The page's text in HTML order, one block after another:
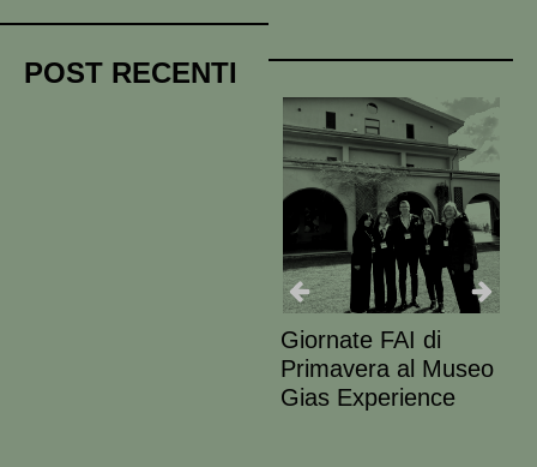
POST RECENTI
Giornate FAI di
Primavera al Museo
Gias Experience